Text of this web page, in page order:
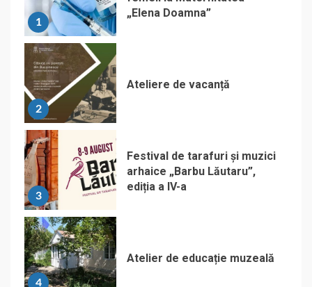
1
„Elena Doamna”
2
Ateliere de vacanță
3
Festival de tarafuri și muzici
arhaice „Barbu Lăutaru”,
ediția a IV-a
4
Atelier de educație muzeală